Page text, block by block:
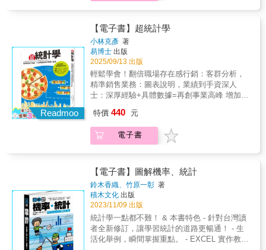
AI機器學習，都必須有良好的統計學能力。而
在技術工具成熟、數據分析門檻大幅降低的現
在，只要擁有基本的統計學概念、學會工具的
使用方法，就能將平日的工作直覺進行數據分
析與預測，確保提出的方案都有強而有力的論
證依據。本書以細心說明，循序漸進帶領讀者
學會統計學基本規則、記住常用名詞與符號，
並穿插漫畫情境凸顯盲點、強化理解關鍵，不
知不覺地跨越常見學習障礙，了解統計學全貌
一直在尋找一本「白話」統計學，讓人人可以
上手，驀然發現伊人卻在燈火闌珊處。一般人
總是聽統計變色，其實人們只要懂得統計的概
念與邏輯，不需要複雜的證明與計算，複雜的
計算就交給大數據分析軟體來完成，剩下的就
交給《超統計學》。──亞太行銷數位轉型聯盟
協會理事長／政治大學企業管理系兼任教授高
端訓
Readmoo
【電子書】超統計學
小林克彥 著
易博士 出版
2025/09/13 出版
輕鬆學會！翻倍職場存在感行銷：客群分析，
精準銷售業務：圖表說明，業績到手資深人
士：深厚經驗+具體數據=再創事業高峰 增加郵
淇淋一定也大賣？ 沒有經過統計學分析檢證，
千萬別輕易提出結論 各行各業莫不重視的統計
學，不只是一門學科，更是有效解決問題的方
AI機器學習，都必須有良好的統計學能力。而
在技術工具成熟、數據分析門檻大幅降低的現
在，只要擁有基本的統計學概念、學會工具的
使用方法，就能將平日的工作直覺進行數據分
析與預測，確保提出的方案都有強而有力的論
證依據。本書以細心說明，循序漸進帶領讀者
學會統計學基本規則、記住常用名詞與符號，
並穿插漫畫情境凸顯盲點、強化理解關鍵，不
特價 440 元
電子書
【電子書】圖解機率、統計
鈴木香織、竹原一彰 著
積木文化 出版
2023/11/09 出版
統計學一點都不難！ & 本書特色 - 針對台灣讀
者全新修訂，讓學習統計的道路更暢通！ - 生
活化舉例，瞬間掌握重點。 - EXCEL 實作教